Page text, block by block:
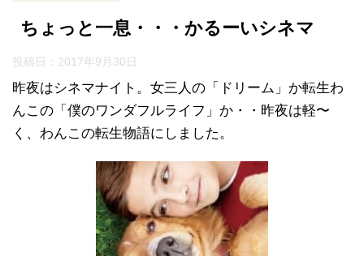
ちょっと一息・・・かるーいシネマ
投稿日： 2017年9月30日
昨夜はシネマナイト。女三人の「ドリーム」か転生わ
んこの「僕のワンダフルライフ」か・・昨夜は軽〜
く、わんこの転生物語にしました。